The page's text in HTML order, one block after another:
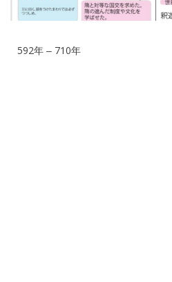
592年 ‒ 710年